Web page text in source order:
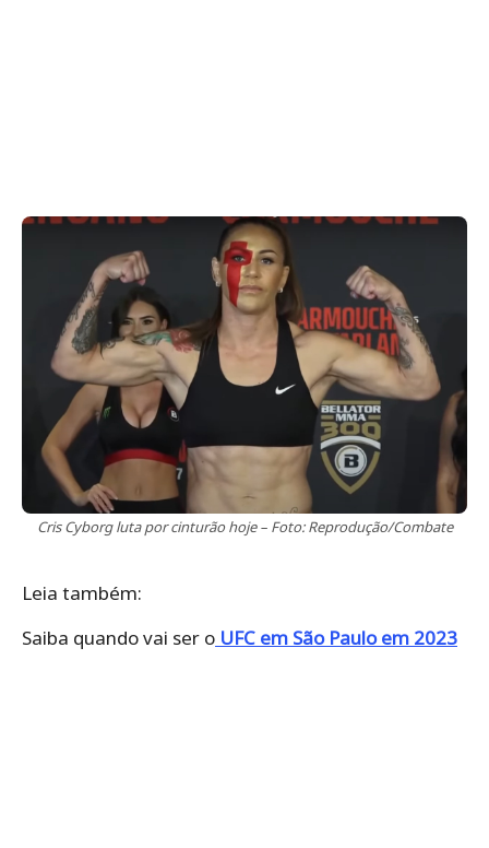
Cris Cyborg luta por cinturão hoje – Foto: Reprodução/Combate
Leia também:
Saiba quando vai ser o UFC em São Paulo em 2023